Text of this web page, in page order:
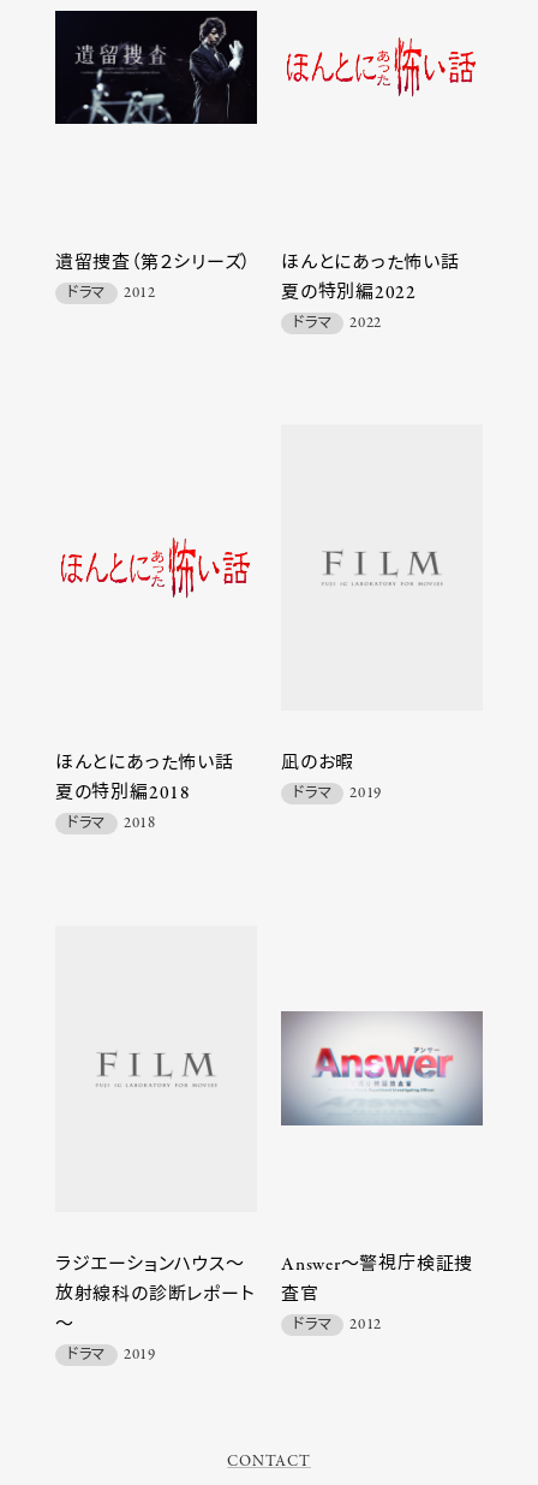
遺留捜査（第２シリーズ）
ドラマ 2012
ほんとにあった怖い話
夏の特別編2022
ドラマ 2022
ほんとにあった怖い話
夏の特別編2018
ドラマ 2018
凪のお暇
ドラマ 2019
ラジエーションハウス～
放射線科の診断レポート
～
ドラマ 2019
Answer～警視庁検証捜
査官
ドラマ 2012
CONTACT